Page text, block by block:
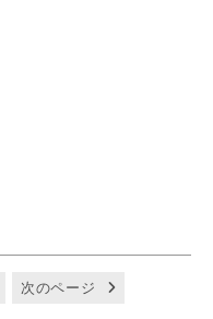
次のページ